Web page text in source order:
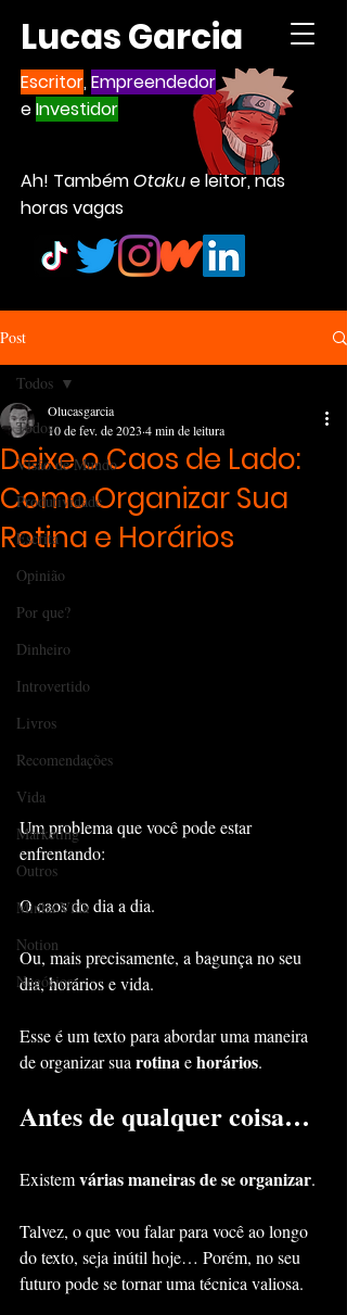
Lucas Garcia
Escritor,Empreendedor
eInvestidor
Ah! TambémOtakue leitor, nas
horas vagas
Post
Todos
Visão de Mundo
Produtividade
Escrita
Opinião
Por que?
Dinheiro
Introvertido
Livros
Recomendações
Vida
Marketing
Outros
Minha Vida
Notion
Negócios
Todos
Deixe o Caos de Lado:
Como Organizar Sua
Rotina e Horários
Olucasgarcia
10 de fev. de 2023 4 min de leitura
Um problema que você pode estar
enfrentando:
O caos do dia a dia.
Ou, mais precisamente, a bagunça no seu
dia, horários e vida.
Esse é um texto para abordar uma maneira
de organizar sua rotina e horários.
Antes de qualquer coisa…
Existem várias maneiras de se organizar.
Talvez, o que vou falar para você ao longo
do texto, seja inútil hoje… Porém, no seu
futuro pode se tornar uma técnica valiosa.